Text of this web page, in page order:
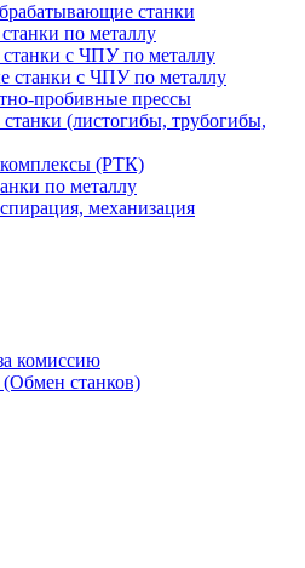
станки
по металлу
с ЧПУ по металлу
станки с ЧПУ по металлу
пробивные прессы
(листогибы, трубогибы,
(РТК)
по металлу
механизация
комиссию
(Обмен станков)